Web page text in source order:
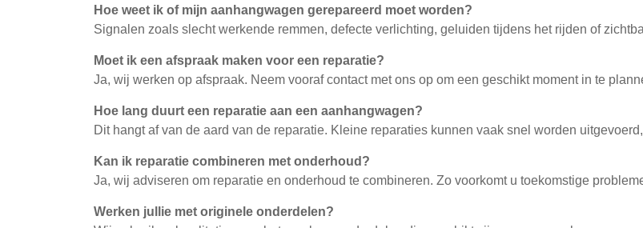
Hoe weet ik of mijn aanhangwagen gerepareerd moet worden?
Signalen zoals slecht werkende remmen, defecte verlichting, geluiden tijdens het rijden of
Moet ik een afspraak maken voor een reparatie?
Ja, wij werken op afspraak. Neem vooraf contact met ons op om een geschikt moment in te
Hoe lang duurt een reparatie aan een aanhangwagen?
Dit hangt af van de aard van de reparatie. Kleine reparaties kunnen vaak snel worden
Kan ik reparatie combineren met onderhoud?
Ja, wij adviseren om reparatie en onderhoud te combineren. Zo voorkomt u toekomstige
Werken jullie met originele onderdelen?